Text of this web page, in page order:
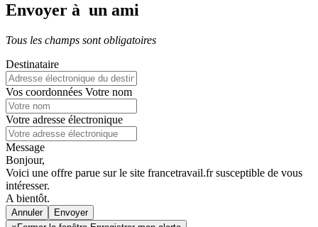
Envoyer à un ami
Tous les champs sont obligatoires
Destinataire
Vos coordonnées Votre nom
Votre adresse électronique
Message
Bonjour,
Voici une offre parue sur le site francetravail.fr susceptible de vous
intéresser.
A bientôt.
Annuler